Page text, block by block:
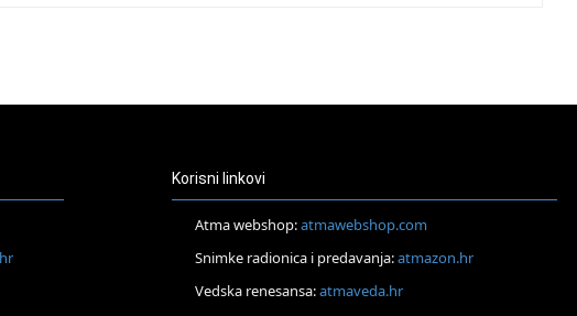
Korisni linkovi
Atma webshop:atmawebshop.com
Snimke radionica i predavanja:atmazon.hr
Vedska renesansa:atmaveda.hr